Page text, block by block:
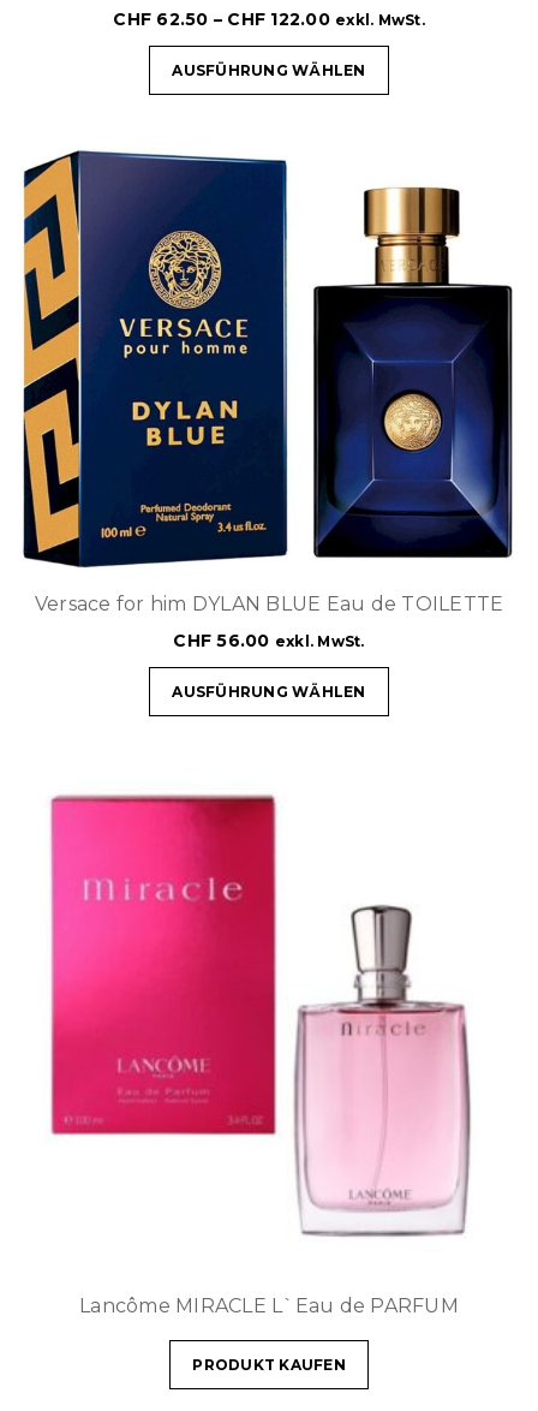
CHF 62.50 – CHF 122.00 exkl. MwSt.
AUSFÜHRUNG WÄHLEN
Versace for him DYLAN BLUE Eau de TOILETTE
CHF 56.00 exkl. MwSt.
AUSFÜHRUNG WÄHLEN
Lancôme MIRACLE L`Eau de PARFUM
PRODUKT KAUFEN